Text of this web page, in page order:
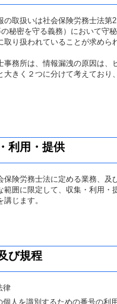
の取扱いは社会保険労務士法第
の秘密を守る義務）において守
り扱われていることが求めら
務所は、情報漏洩の原因は、
大きく２つに分けて考えており
利用・提供
険労務士法に定める業務、及
囲に限定して、収集・利用・
じます。
び規程
律
人を識別するための番号の利